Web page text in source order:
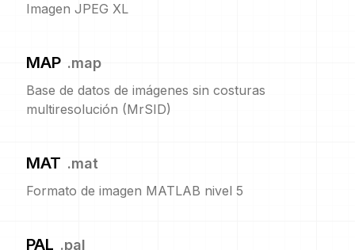
Imagen JPEG XL
MAP .map
Base de datos de imágenes sin costuras
multiresolución (MrSID)
MAT .mat
Formato de imagen MATLAB nivel 5
PAL .pal